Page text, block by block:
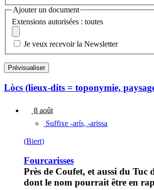
Ajouter un document
Extensions autorisées : toutes
Je veux recevoir la Newsletter
Lòcs (lieux-dits = toponymie,
8 août
Suffixe -arís, -arissa
(Biert)
Fourcarisses
Près de Coufet, et aussi du Tuc
dont le nom pourrait être en